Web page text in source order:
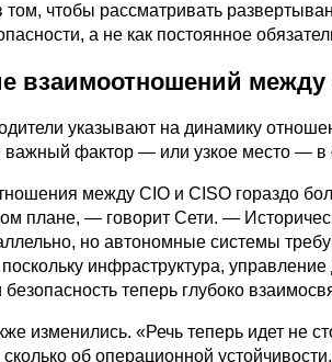
том, чтобы рассматривать
а не как постоянное
взаимоотношений между
указывают на динамику
важный фактор — или узкое место — в
между CIO и CISO гораздо
плане, — говорит Сети. —
но автономные системы
инфраструктура,
теперь глубоко
изменились. «Речь теперь идет не
сколько об операционной